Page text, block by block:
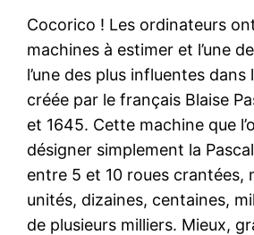
Cocorico ! Les ordinateurs
machines à estimer et l’une
l’une des plus influentes dans
créée par le français Blaise
et 1645. Cette machine que
désigner simplement la
entre 5 et 10 roues crantées,
unités, dizaines, centaines,
de plusieurs milliers. Mieux,